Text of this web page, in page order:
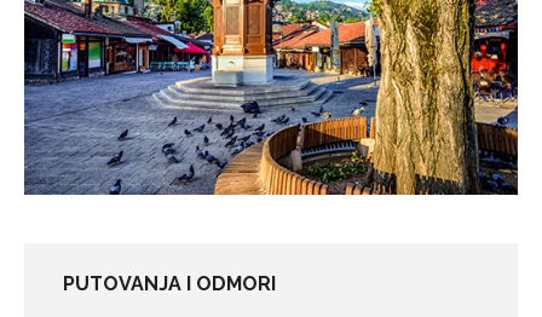
PUTOVANJA I ODMORI